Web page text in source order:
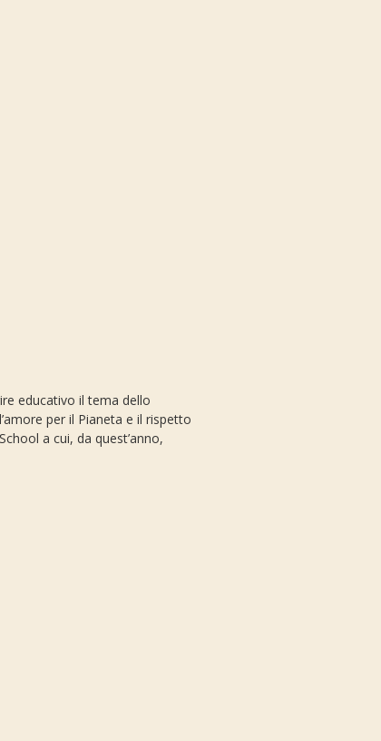
educativo il tema dello
per il Pianeta e il rispetto
a cui, da quest’anno,